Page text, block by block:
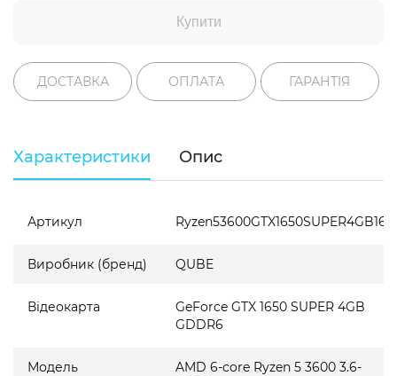
Купити
ДОСТАВКА ОПЛАТА ГАРАНТІЯ
Характеристики Опис
Артикул Ryzen53600GTX1650SUPER4GB162
Виробник (бренд) QUBE
Відеокарта
GeForce GTX 1650 SUPER 4GB
GDDR6
Модель
AMD 6-core Ryzen 5 3600 3.6-